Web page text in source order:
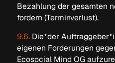
Bezahlung der gesamten
fordern (Terminverlust).
9.6.Die*der
eigenen Forderungen
Ecosocial Mind OG